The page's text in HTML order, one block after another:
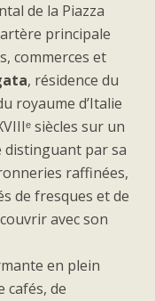
de la Piazza
principale
commerces et
, résidence du
royaume d’Italie
siècles sur un
distinguant par sa
raffinées,
de fresques et de
avec son
en plein
de